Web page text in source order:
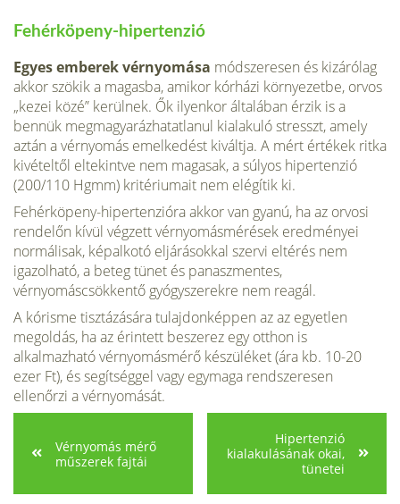
Fehérköpeny-hipertenzió
Egyes emberek vérnyomása módszeresen és kizárólag
akkor szökik a magasba, amikor kórházi környezetbe, orvos
„kezei közé” kerülnek. Ők ilyenkor általában érzik is a
bennük megmagyarázhatatlanul kialakuló stresszt, amely
aztán a vérnyomás emelkedést kiváltja. A mért értékek ritka
kivételtől eltekintve nem magasak, a súlyos hipertenzió
(200/110 Hgmm) kritériumait nem elégítik ki.
Fehérköpeny-hipertenzióra akkor van gyanú, ha az orvosi
rendelőn kívül végzett vérnyomásmérések eredményei
normálisak, képalkotó eljárásokkal szervi eltérés nem
igazolható, a beteg tünet és panaszmentes,
vérnyomáscsökkentő gyógyszerekre nem reagál.
A kórisme tisztázására tulajdonképpen az az egyetlen
megoldás, ha az érintett beszerez egy otthon is
alkalmazható vérnyomásmérő készüléket (ára kb. 10-20
ezer Ft), és segítséggel vagy egymaga rendszeresen
ellenőrzi a vérnyomását.
Vérnyomás mérő
műszerek fajtái
Hipertenzió
kialakulásának okai,
tünetei